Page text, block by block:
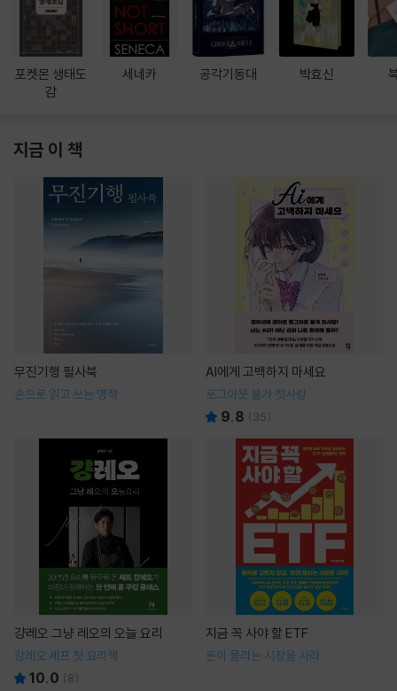
포켓몬 생태도
감
세네카 공각기동대 박효신
지금 이 책
무진기행 필사북
손으로 읽고 쓰는 명작
AI에게 고백하지 마세요
로그아웃 불가 첫사랑
9.8 ( 35)
걍레오 그냥 레오의 오늘 요리
강레오 셰프 첫 요리책
10.0 (8)
지금 꼭 사야 할 ETF
돈이 몰리는 시장을 사라